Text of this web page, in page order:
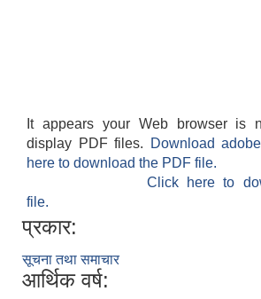
It appears your Web browser is
display PDF files.
Download
here to download the PDF file.
Click here to
file.
प्रकार:
सूचना तथा समाचार
आर्थिक वर्ष: